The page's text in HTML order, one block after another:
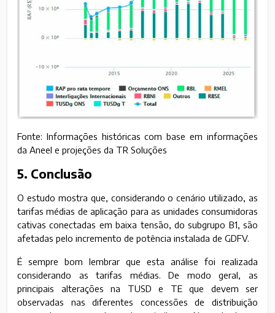
Fonte: Informações históricas com base em informações
da Aneel e projeções da TR Soluções
5. Conclusão
O estudo mostra que, considerando o cenário utilizado, as
tarifas médias de aplicação para as unidades consumidoras
cativas conectadas em baixa tensão, do subgrupo B1, são
afetadas pelo incremento de potência instalada de GDFV.
É sempre bom lembrar que esta análise foi realizada
considerando as tarifas médias. De modo geral, as
principais alterações na TUSD e TE que devem ser
observadas nas diferentes concessões de distribuição